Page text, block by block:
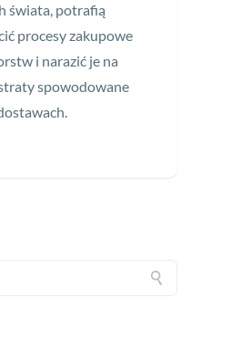
świata, potrafią
procesy zakupowe
i narazić je na
spowodowane